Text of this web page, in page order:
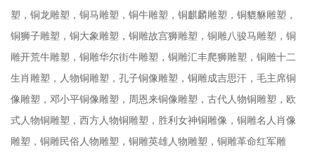
塑，铜龙雕塑，铜马雕塑，铜牛雕塑，铜麒麟雕塑，铜貔貅雕塑，
铜狮子雕塑，铜大象雕塑，铜雕故宫狮雕塑，铜雕八骏马雕塑，铜
雕开荒牛雕塑，铜雕华尔街牛雕塑，铜雕汇丰爬狮雕塑，铜雕十二
生肖雕塑，人物铜雕塑，孔子铜像雕塑，铜雕成吉思汗，毛主席铜
像雕塑，邓小平铜像雕塑，周恩来铜像雕塑，古代人物铜雕塑，欧
式人物铜雕塑，西方人物铜雕塑，胜利女神铜雕像，铜雕名人肖像
雕塑，铜雕民俗人物雕塑，铜雕英雄人物雕塑，铜雕革命红军雕